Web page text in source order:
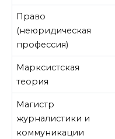
Право
(неюридическая
профессия)
Марксистская
теория
Магистр
журналистики и
коммуникации